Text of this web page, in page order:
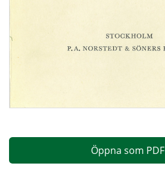
Öppna som PDF